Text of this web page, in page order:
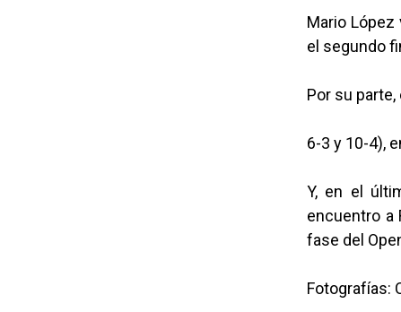
Mario
el segundo
Por su
6-3 y 10-4),
Y, en el
encuentro a
fase del
Fotografías: